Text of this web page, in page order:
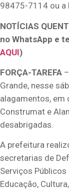
98475-7114 ou a
NOTÍCIAS
no WhatsApp e
AQUI)
FORÇA-TAREFA
Grande, nesse
alagamentos, em
Construmat e
desabrigadas.
A prefeitura
secretarias de
Serviços
Educação,